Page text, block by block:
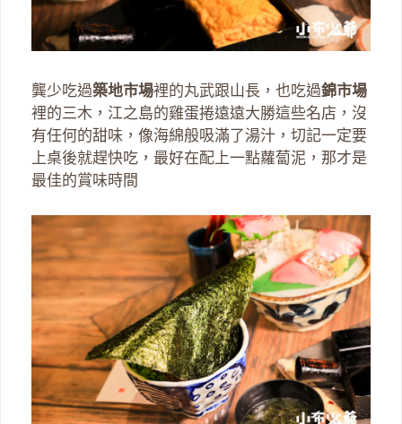
龔少吃過築地市場裡的丸武跟山長，也吃過錦市場
裡的三木，江之島的雞蛋捲遠遠大勝這些名店，沒
有任何的甜味，像海綿般吸滿了湯汁，切記一定要
上桌後就趕快吃，最好在配上一點蘿蔔泥，那才是
最佳的賞味時間